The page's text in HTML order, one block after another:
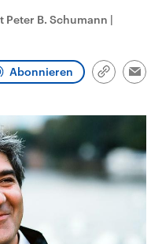
Peter B. Schumann |
Abonnieren
Link